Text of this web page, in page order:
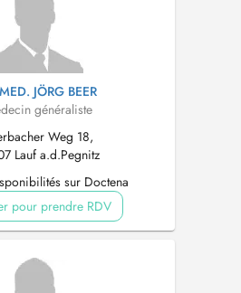
JÖRG BEER
généraliste
Weg 18,
Lauf a.d.Pegnitz
sur Doctena
pour prendre RDV